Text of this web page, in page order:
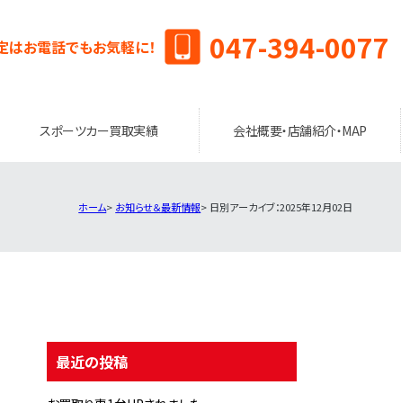
はお電話でもお気軽に！ 047-394-0077
スポーツカー買取実績 会社概要・店舗紹介・MAP
ホーム お知らせ＆最新情報 日別アーカイブ：2025年12月02日
最近の投稿